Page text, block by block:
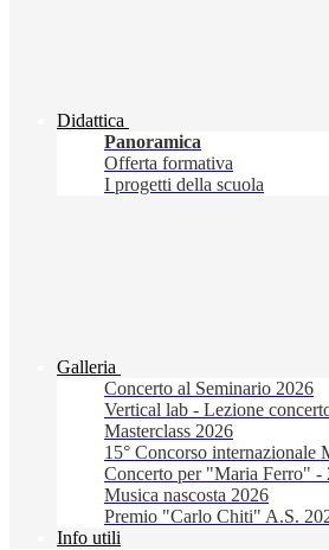
Didattica
Panoramica
Offerta formativa
I progetti della scuola
Galleria
Concerto al Seminario 2026
Vertical lab - Lezione
Masterclass 2026
15° Concorso internazionale
Concerto per "Maria Ferro" -
Musica nascosta 2026
Premio "Carlo Chiti" A.S.
Info utili